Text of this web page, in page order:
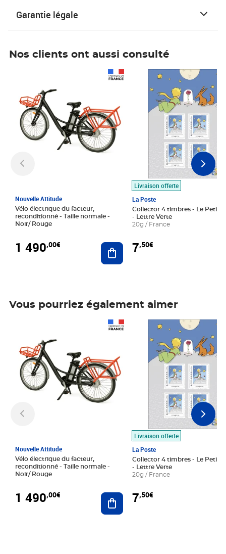
Garantie légale
Nos clients ont aussi consulté
Nouvelle Attitude
Vélo électrique du facteur,
reconditionné - Taille normale -
Noir/ Rouge
1 490,00€ Ajouter au panier
Livraison offerte
La Poste
Collector 4 timbres - Le Petit
- Lettre Verte
20g / France
7,50€
Prix 7,50€
Vous pourriez également aimer
Nouvelle Attitude
Vélo électrique du facteur,
reconditionné - Taille normale -
Noir/ Rouge
1 490,00€ Ajouter au panier
Livraison offerte
La Poste
Collector 4 timbres - Le Petit
- Lettre Verte
20g / France
7,50€
Prix 7,50€